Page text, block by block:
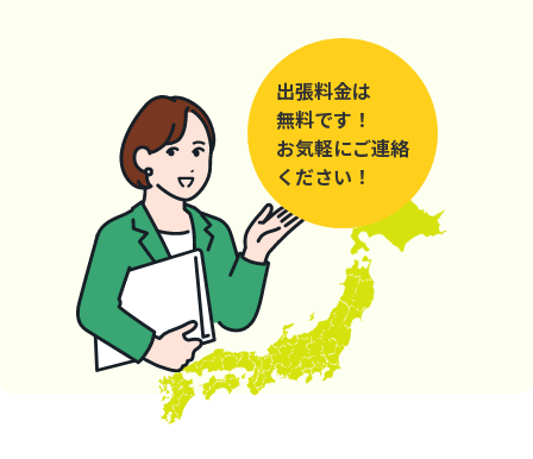
出張料金は
無料です！
お気軽にご連絡
ください！